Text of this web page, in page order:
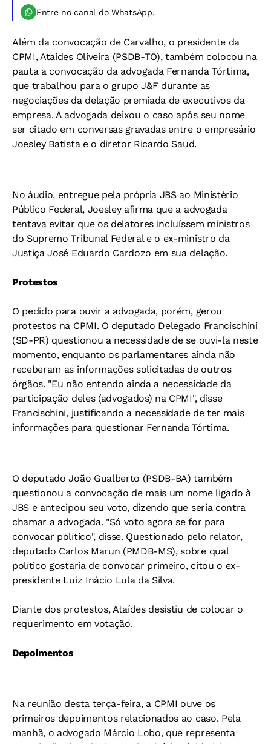
Entre no canal do WhatsApp.
Além da convocação de Carvalho, o presidente da
CPMI, Ataídes Oliveira (PSDB-TO), também colocou na
pauta a convocação da advogada Fernanda Tórtima,
que trabalhou para o grupo J&F durante as
negociações da delação premiada de executivos da
empresa. A advogada deixou o caso após seu nome
ser citado em conversas gravadas entre o empresário
Joesley Batista e o diretor Ricardo Saud.
No áudio, entregue pela própria JBS ao Ministério
Público Federal, Joesley afirma que a advogada
tentava evitar que os delatores incluíssem ministros
do Supremo Tribunal Federal e o ex-ministro da
Justiça José Eduardo Cardozo em sua delação.
Protestos
O pedido para ouvir a advogada, porém, gerou
protestos na CPMI. O deputado Delegado Francischini
(SD-PR) questionou a necessidade de se ouvi-la neste
momento, enquanto os parlamentares ainda não
receberam as informações solicitadas de outros
órgãos. "Eu não entendo ainda a necessidade da
participação deles (advogados) na CPMI", disse
Francischini, justificando a necessidade de ter mais
informações para questionar Fernanda Tórtima.
O deputado João Gualberto (PSDB-BA) também
questionou a convocação de mais um nome ligado à
JBS e antecipou seu voto, dizendo que seria contra
chamar a advogada. "Só voto agora se for para
convocar político", disse. Questionado pelo relator,
deputado Carlos Marun (PMDB-MS), sobre qual
político gostaria de convocar primeiro, citou o ex-
presidente Luiz Inácio Lula da Silva.
Diante dos protestos, Ataídes desistiu de colocar o
requerimento em votação.
Depoimentos
Na reunião desta terça-feira, a CPMI ouve os
primeiros depoimentos relacionados ao caso. Pela
manhã, o advogado Márcio Lobo, que representa